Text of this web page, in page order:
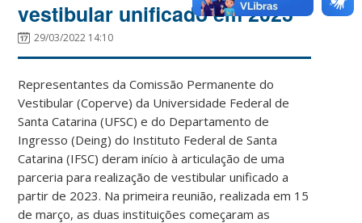
vestibular unificado em 2023
29/03/2022 14:10
Representantes da Comissão Permanente do
Vestibular (Coperve) da Universidade Federal de
Santa Catarina (UFSC) e do Departamento de
Ingresso (Deing) do Instituto Federal de Santa
Catarina (IFSC) deram início à articulação de uma
parceria para realização de vestibular unificado a
partir de 2023. Na primeira reunião, realizada em 15
de março, as duas instituições começaram as